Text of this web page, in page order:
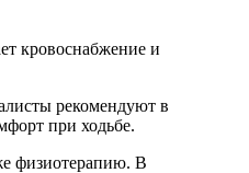
кровоснабжение и
рекомендуют в
при ходьбе.
физиотерапию. В